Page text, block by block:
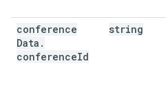
conference
Data .
conferenceId
string